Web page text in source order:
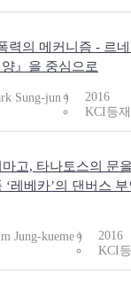
의 메커니즘 - 르
』을 중심으로
Sung-jun )
2016
KCI등재
고, 타나토스의 문
레베카’의 댄버스
Jung-kueme )
2016
KCI